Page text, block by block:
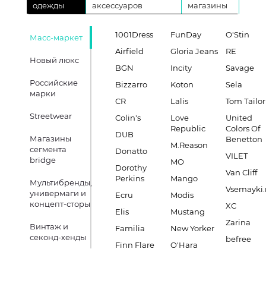
одежды
аксессуаров
магазины
Масс-маркет
Новый люкс
Российские
марки
Streetwear
Магазины
сегмента
bridge
Мультибренды,
универмаги и
концепт-сторы
Винтаж и
секонд-хенды
1001Dress
Airfield
BGN
Bizzarro
CR
Colin's
DUB
Donatto
Dorothy
Perkins
Ecru
Elis
Familia
Finn Flare
FunDay
Gloria Jeans
Incity
Koton
Lalis
Love
Republic
M.Reason
MO
Mango
Modis
Mustang
New Yorker
O'Hara
O'Stin
RE
Savage
Sela
Tom Tailor
United
Colors Of
Benetton
VILET
Van Cliff
XC
Zarina
befree